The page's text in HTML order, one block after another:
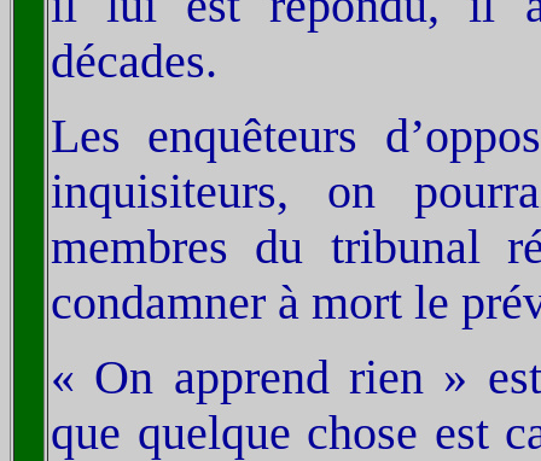
décades.
Les enquêteurs
inquisiteurs, on
membres du tribunal
condamner à mort le
« On apprend rien »
que quelque chose est